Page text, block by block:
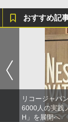
おすすめ記
リコージャパ
6000人の実践
H」を展開へ